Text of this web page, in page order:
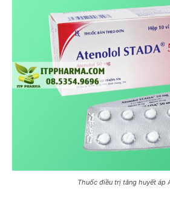
Thuốc điều trị tăng huyết áp